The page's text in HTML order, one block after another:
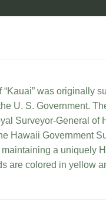
was originally
U. S. Government.
Surveyor-General of
Hawaii Government
a uniquely
are colored in yellow